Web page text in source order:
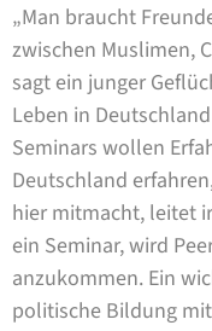
„Man braucht
zwischen Muslimen,
sagt ein junger
Leben in
Seminars wollen
Deutschland
hier mitmacht, leitet
ein Seminar, wird
anzukommen. Ein
politische Bildung